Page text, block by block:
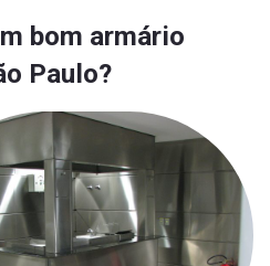
bom armário
Paulo?